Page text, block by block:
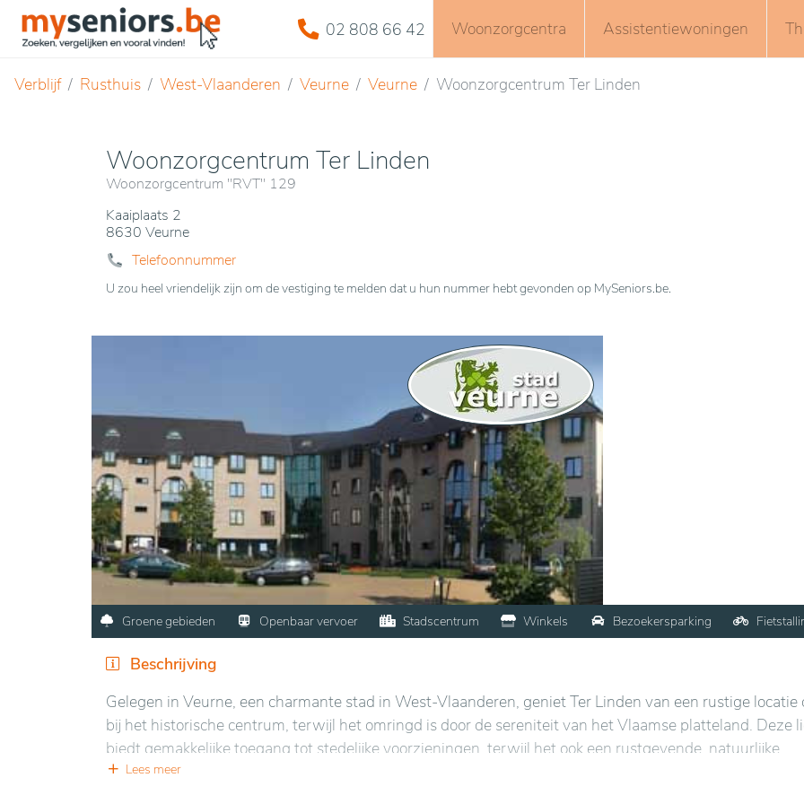
02 808 66 42 Woonzorgcentra Assistentiewoningen
Verblijf Rusthuis West-Vlaanderen Veurne Veurne Woonzorgcentrum Ter Linden
Woonzorgcentrum Ter Linden
Woonzorgcentrum "RVT" 129
Kaaiplaats 2
8630 Veurne
Telefoonnummer
U zou heel vriendelijk zijn om de vestiging te melden dat u hun nummer hebt gevonden op MySeniors.be.
Groene gebieden Openbaar vervoer Stadscentrum Winkels Bezoekersparking
Beschrijving
Gelegen in Veurne, een charmante stad in West-Vlaanderen, geniet Ter Linden van een rustige locatie
bij het historische centrum, terwijl het omringd is door de sereniteit van het Vlaamse platteland. Deze
biedt gemakkelijke toegang tot stedelijke voorzieningen, terwijl het ook een rustgevende, natuurlijke
omgeving biedt, ideaal voor het welzijn van de bewoners.
Lees meer